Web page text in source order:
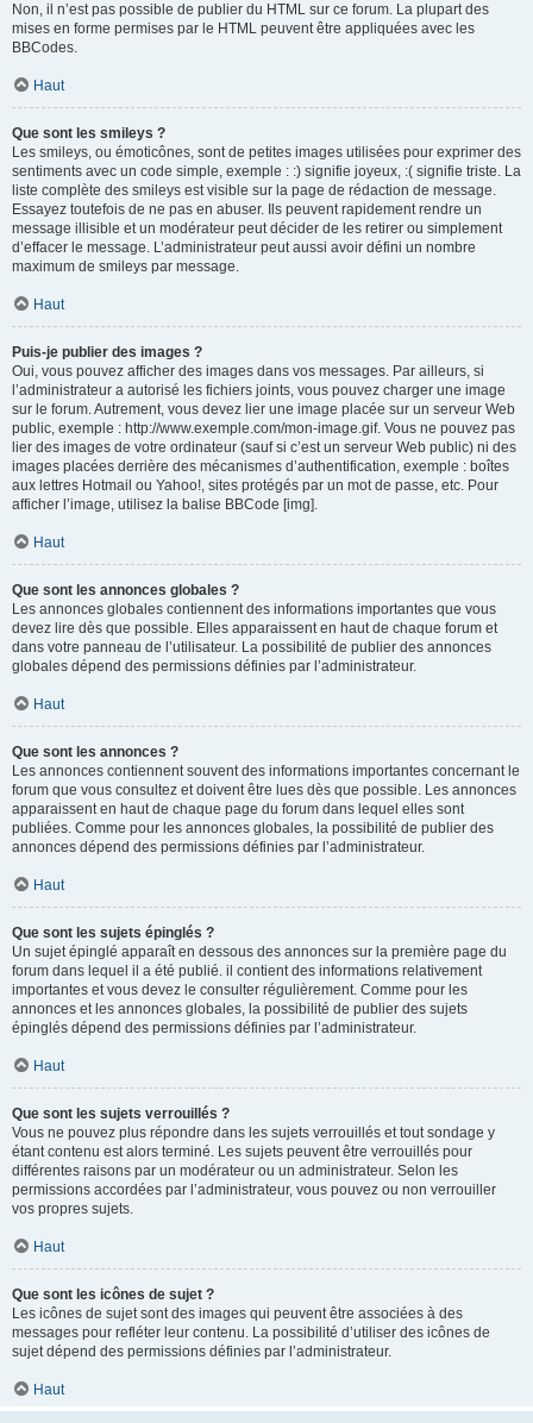
Non, il n’est pas possible de publier du HTML sur ce forum. La plupart des
mises en forme permises par le HTML peuvent être appliquées avec les
BBCodes.
Haut
Que sont les smileys ?
Les smileys, ou émoticônes, sont de petites images utilisées pour exprimer des
sentiments avec un code simple, exemple : :) signifie joyeux, :( signifie triste. La
liste complète des smileys est visible sur la page de rédaction de message.
Essayez toutefois de ne pas en abuser. Ils peuvent rapidement rendre un
message illisible et un modérateur peut décider de les retirer ou simplement
d’effacer le message. L’administrateur peut aussi avoir défini un nombre
maximum de smileys par message.
Haut
Puis-je publier des images ?
Oui, vous pouvez afficher des images dans vos messages. Par ailleurs, si
l’administrateur a autorisé les fichiers joints, vous pouvez charger une image
sur le forum. Autrement, vous devez lier une image placée sur un serveur Web
public, exemple : http://www.exemple.com/mon-image.gif. Vous ne pouvez pas
lier des images de votre ordinateur (sauf si c’est un serveur Web public) ni des
images placées derrière des mécanismes d’authentification, exemple : boîtes
aux lettres Hotmail ou Yahoo!, sites protégés par un mot de passe, etc. Pour
afficher l’image, utilisez la balise BBCode [img].
Haut
Que sont les annonces globales ?
Les annonces globales contiennent des informations importantes que vous
devez lire dès que possible. Elles apparaissent en haut de chaque forum et
dans votre panneau de l’utilisateur. La possibilité de publier des annonces
globales dépend des permissions définies par l’administrateur.
Haut
Que sont les annonces ?
Les annonces contiennent souvent des informations importantes concernant le
forum que vous consultez et doivent être lues dès que possible. Les annonces
apparaissent en haut de chaque page du forum dans lequel elles sont
publiées. Comme pour les annonces globales, la possibilité de publier des
annonces dépend des permissions définies par l’administrateur.
Haut
Que sont les sujets épinglés ?
Un sujet épinglé apparaît en dessous des annonces sur la première page du
forum dans lequel il a été publié. il contient des informations relativement
importantes et vous devez le consulter régulièrement. Comme pour les
annonces et les annonces globales, la possibilité de publier des sujets
épinglés dépend des permissions définies par l’administrateur.
Haut
Que sont les sujets verrouillés ?
Vous ne pouvez plus répondre dans les sujets verrouillés et tout sondage y
étant contenu est alors terminé. Les sujets peuvent être verrouillés pour
différentes raisons par un modérateur ou un administrateur. Selon les
permissions accordées par l’administrateur, vous pouvez ou non verrouiller
vos propres sujets.
Haut
Que sont les icônes de sujet ?
Les icônes de sujet sont des images qui peuvent être associées à des
messages pour refléter leur contenu. La possibilité d’utiliser des icônes de
sujet dépend des permissions définies par l’administrateur.
Haut